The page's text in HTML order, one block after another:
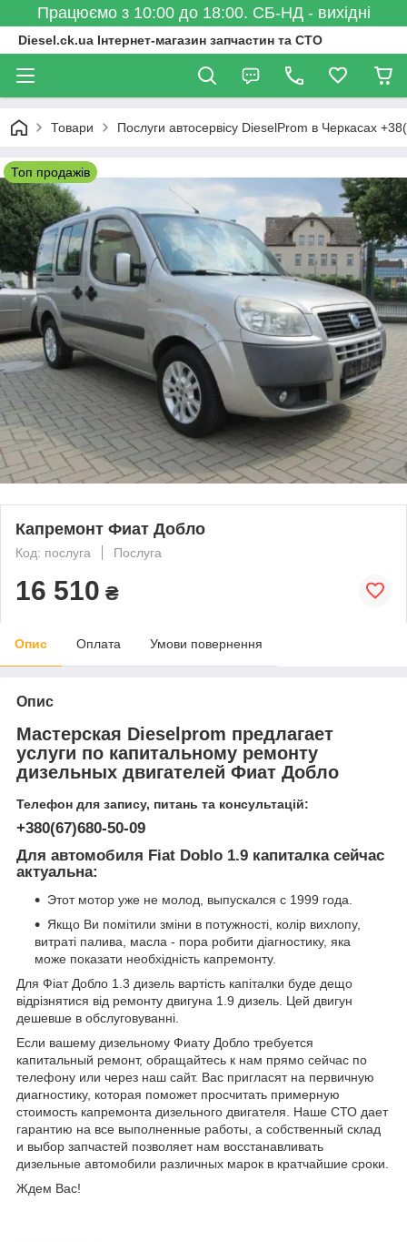
Працюємо з 10:00 до 18:00. СБ-НД - вихідні
Diesel.ck.ua Інтернет-магазин запчастин та СТО
Товари Послуги автосервісу DieselProm в Черкасах
Топ продажів
Капремонт Фиат Добло
Код: послуга Послуга
16 510 ₴
Опис Оплата Умови повернення
Опис
Мастерская Dieselprom предлагает
услуги по капитальному ремонту
дизельных двигателей Фиат Добло
Телефон для запису, питань та консультацій:
+380(67)680-50-09
Для автомобиля Fiat Doblo 1.9 капиталка сейчас
актуальна:
Этот мотор уже не молод, выпускался с 1999 года.
Якщо Ви помітили зміни в потужності, колір вихлопу,
витраті палива, масла - пора робити діагностику, яка
може показати необхідність капремонту.
Для Фіат Добло 1.3 дизель вартість капіталки буде дещо
відрізнятися від ремонту двигуна 1.9 дизель. Цей двигун
дешевше в обслуговуванні.
Если вашему дизельному Фиату Добло требуется
капитальный ремонт, обращайтесь к нам прямо сейчас по
телефону или через наш сайт. Вас пригласят на первичную
диагностику, которая поможет просчитать примерную
стоимость капремонта дизельного двигателя. Наше СТО дает
гарантию на все выполненные работы, а собственный склад
и выбор запчастей позволяет нам восстанавливать
дизельные автомобили различных марок в кратчайшие сроки.
Ждем Вас!